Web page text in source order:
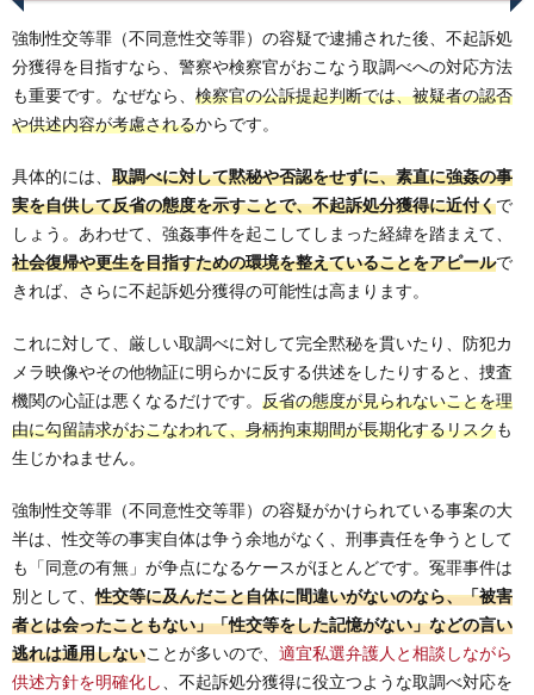
強制性交等罪（不同意性交等罪）の容疑で逮捕された後、不起訴処
分獲得を目指すなら、警察や検察官がおこなう取調べへの対応方法
も重要です。なぜなら、 検察官の公訴提起判断では、被疑者の認否
や供述内容が考慮されるからです。
具体的には、 取調べに対して黙秘や否認をせずに、素直に強姦の事
実を自供して反省の態度を示すことで、不起訴処分獲得に近付くで
しょう。あわせて、強姦事件を起こしてしまった経緯を踏まえて、
社会復帰や更生を目指すための環境を整えていることをアピールで
きれば、さらに不起訴処分獲得の可能性は高まります。
これに対して、厳しい取調べに対して完全黙秘を貫いたり、防犯カ
メラ映像やその他物証に明らかに反する供述をしたりすると、捜査
機関の心証は悪くなるだけです。 反省の態度が見られないことを理
由に勾留請求がおこなわれて、身柄拘束期間が長期化するリスクも
生じかねません。
強制性交等罪（不同意性交等罪）の容疑がかけられている事案の大
半は、性交等の事実自体は争う余地がなく、刑事責任を争うとして
も「同意の有無」が争点になるケースがほとんどです。冤罪事件は
別として、性交等に及んだこと自体に間違いがないのなら、「被害
者とは会ったこともない」「性交等をした記憶がない」などの言い
逃れは通用しないことが多いので、 適宜私選弁護人と相談しながら
供述方針を明確化し
、不起訴処分獲得に役立つような取調べ対応を